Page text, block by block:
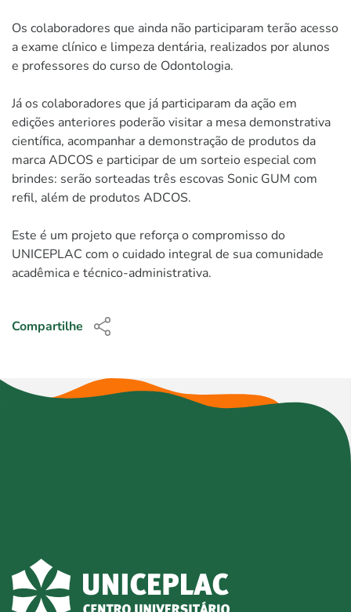
Os colaboradores que ainda não participaram terão acesso
a exame clínico e limpeza dentária, realizados por alunos
e professores do curso de Odontologia.
Já os colaboradores que já participaram da ação em
edições anteriores poderão visitar a mesa demonstrativa
científica, acompanhar a demonstração de produtos da
marca ADCOS e participar de um sorteio especial com
brindes: serão sorteadas três escovas Sonic GUM com
refil, além de produtos ADCOS.
Este é um projeto que reforça o compromisso do
UNICEPLAC com o cuidado integral de sua comunidade
acadêmica e técnico-administrativa.
Compartilhe